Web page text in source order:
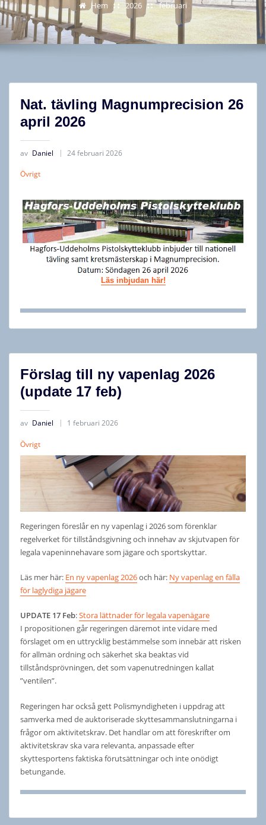
Hem 2026 februari
Nat. tävling Magnumprecision 26
april 2026
av Daniel 24 februari 2026
Övrigt
Läs inbjudan här!
Förslag till ny vapenlag 2026
(update 17 feb)
av Daniel 1 februari 2026
Övrigt
Regeringen föreslår en ny vapenlag i 2026 som förenklar
regelverket för tillståndsgivning och innehav av skjutvapen för
legala vapeninnehavare som jägare och sportskyttar.
Läs mer här: En ny vapenlag 2026och här: Ny vapenlag en fälla
för laglydiga jägare
UPDATE 17 Feb:Stora lättnader för legala vapenägare
I propositionen går regeringen däremot inte vidare med
förslaget om en uttrycklig bestämmelse som innebär att risken
för allmän ordning och säkerhet ska beaktas vid
tillståndsprövningen, det som vapenutredningen kallat
”ventilen”.
Regeringen har också gett Polismyndigheten i uppdrag att
samverka med de auktoriserade skyttesammanslutningarna i
frågor om aktivitetskrav. Det handlar om att föreskrifter om
aktivitetskrav ska vara relevanta, anpassade efter
skyttesportens faktiska förutsättningar och inte onödigt
betungande.